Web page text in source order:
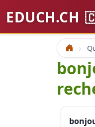
EDUCH.CH
Accueil